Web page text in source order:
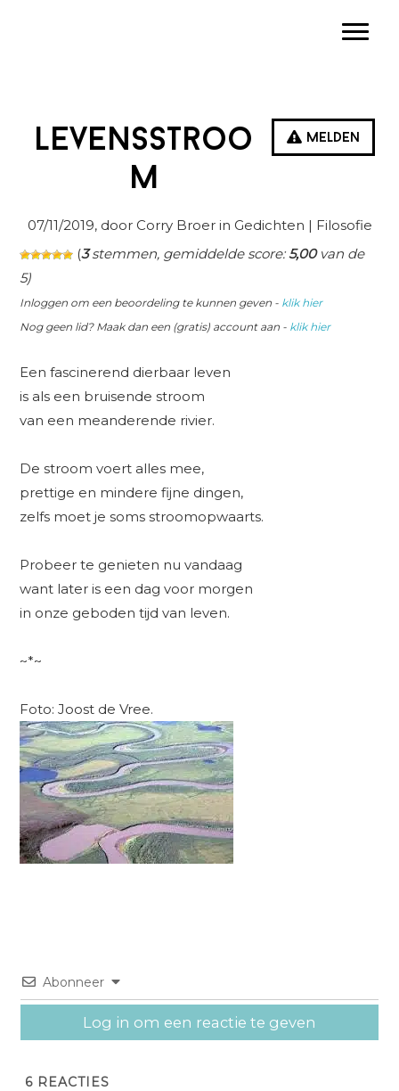
Melden
Levensstroo
m
07/11/2019, door Corry Broer in Gedichten | Filosofie
(3stemmen, gemiddelde score:5,00van de
5)
Inloggen om een beoordeling te kunnen geven - klik hier
Nog geen lid? Maak dan een (gratis) account aan - klik hier
Een fascinerend dierbaar leven
is als een bruisende stroom
van een meanderende rivier.
De stroom voert alles mee,
prettige en mindere fijne dingen,
zelfs moet je soms stroomopwaarts.
Probeer te genieten nu vandaag
want later is een dag voor morgen
in onze geboden tijd van leven.
~*~
Foto: Joost de Vree.
Abonneer
Log in om een reactie te geven
6 REACTIES